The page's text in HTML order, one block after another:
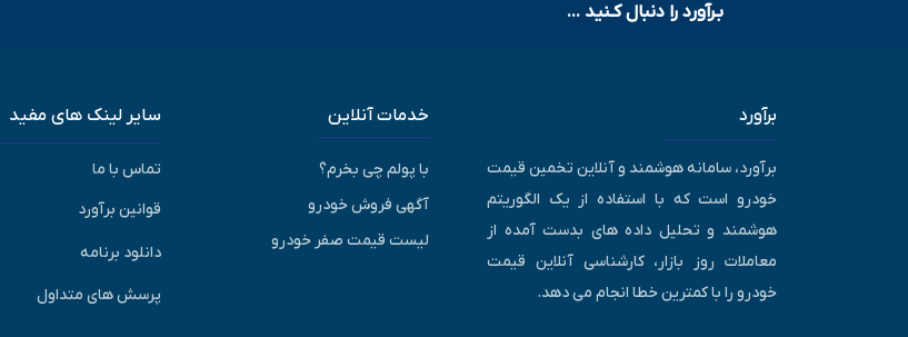
بـرآورد را دنبال کـنید ...
برآورد
برآورد، سامانه هوشمند و آنلاین تخمین قیمت
خودرو است که با استفاده از یک الگوریتم
هوشمند و تحلیل داده های بدست آمده از
معاملات روز بازار، کارشناسی آنلاین قیمت
خودرو را با کمترین خطا انجام می دهد.
خدمات آنلاین
با پولم چی بخرم؟
آگهی فروش خودرو
لیست قیمت صفر خودرو
سایر لینک های مفید
تماس با ما
قوانین برآورد
دانلود برنامه
پرسش های متداول